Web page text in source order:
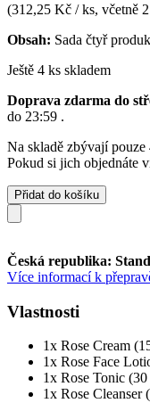
(312,25 Kč / ks, včetně
Obsah: Sada čtyř
Ještě 4 ks skladem
Doprava zdarma do
do 23:59 .
Na skladě zbývají
Pokud si jich objednáte
Přidat do košíku
Česká republika:
Více informací k
Vlastnosti
1x Rose Cream
1x Rose Face
1x Rose Tonic
1x Rose Cleanser